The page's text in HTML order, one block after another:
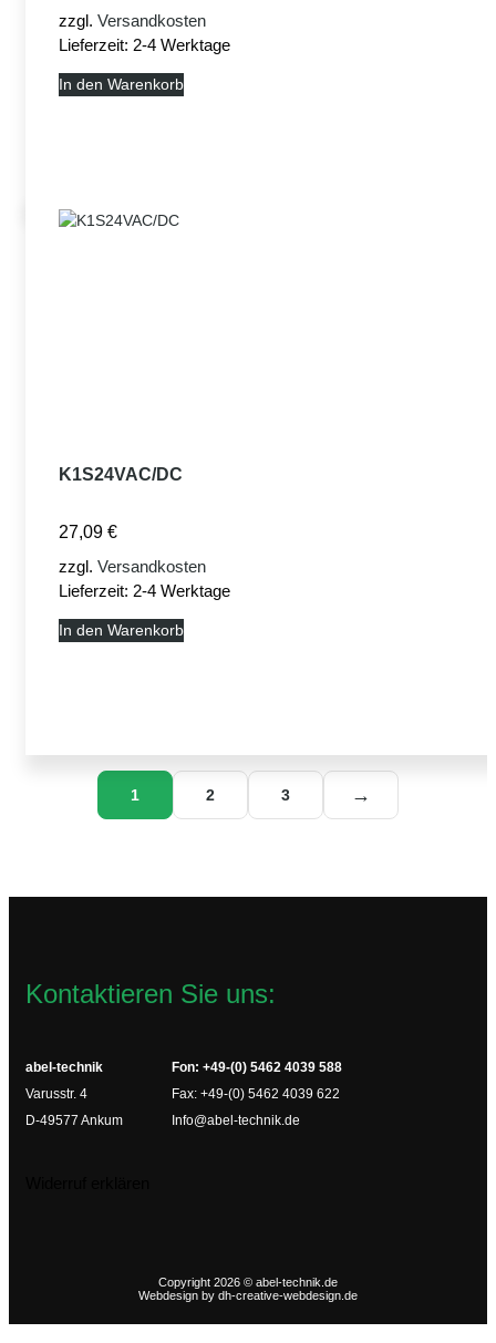
zzgl. Versandkosten
Lieferzeit: 2-4 Werktage
In den Warenkorb
K1S24VAC/DC
27,09 €
zzgl. Versandkosten
Lieferzeit: 2-4 Werktage
In den Warenkorb
1 2 3 →
Kontaktieren Sie uns:
abel-technik
Varusstr. 4
D-49577 Ankum
Fon: +49-(0) 5462 4039 588
Fax: +49-(0) 5462 4039 622
Info@abel-technik.de
Copyright 2026 © abel-technik.de
Webdesign by dh-creative-webdesign.de